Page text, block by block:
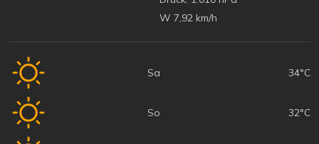
W 7,92 km/h
Sa 34°C
So 32°C